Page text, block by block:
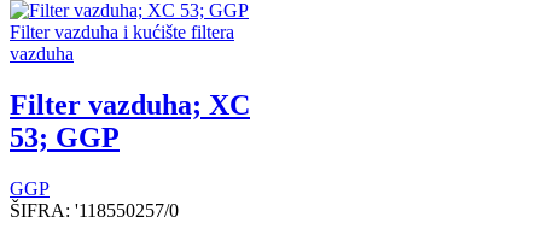
Filter vazduha i kućište filtera
vazduha
Filter vazduha; XC
53; GGP
GGP
ŠIFRA: '118550257/0